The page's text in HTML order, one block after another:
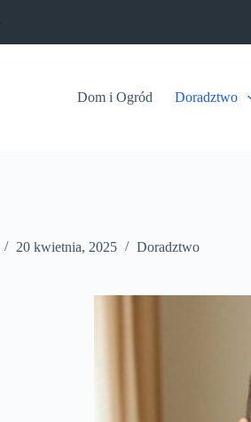
Dom i Ogród Doradztwo
20 kwietnia, 2025 Doradztwo